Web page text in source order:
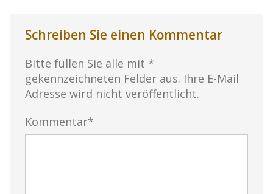
Schreiben Sie einen Kommentar
Bitte füllen Sie alle mit *
gekennzeichneten Felder aus. Ihre E-Mail
Adresse wird nicht veröffentlicht.
Kommentar*